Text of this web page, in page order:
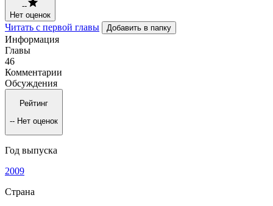
--
Нет оценок
Читать с первой главы Добавить в папку
Информация
Главы
46
Комментарии
Обсуждения
Рейтинг
-- Нет оценок
Год выпуска
2009
Страна